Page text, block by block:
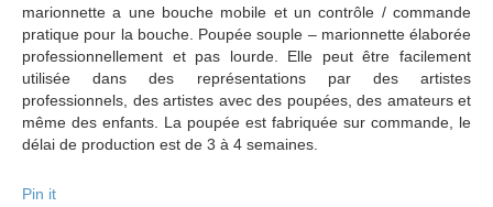
marionnette a une bouche mobile et un contrôle / commande
pratique pour la bouche. Poupée souple – marionnette élaborée
professionnellement et pas lourde. Elle peut être facilement
utilisée dans des représentations par des artistes
professionnels, des artistes avec des poupées, des amateurs et
même des enfants. La poupée est fabriquée sur commande, le
délai de production est de 3 à 4 semaines.
Pin it